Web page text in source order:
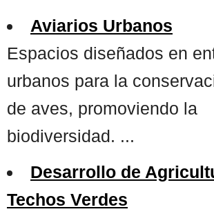
Aviarios Urbanos
Espacios diseñados en
urbanos para la
de aves, promoviendo la
biodiversidad. ...
Desarrollo de
Techos Verdes